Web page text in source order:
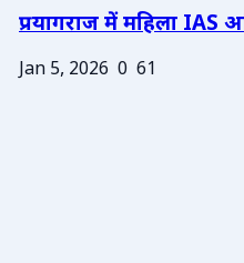
प्रयागराज में महिला IAS
Jan 5, 2026 0 61